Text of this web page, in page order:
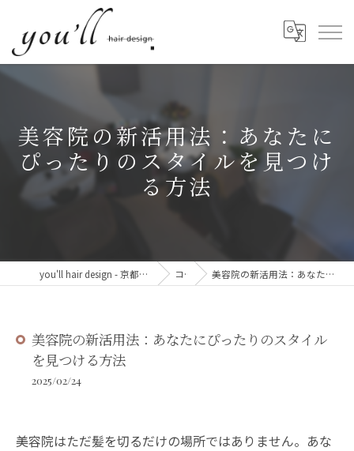
美容院の新活用法：あなたに
ぴったりのスタイルを見つけ
る方法
you'll hair design - 京都・西院の、髪と心が整う美容室。 コラム 美容院の新活用法：あなたにぴったりのスタイルを見つける方法
美容院の新活用法：あなたにぴったりのスタイル
を見つける方法
2025/02/24
美容院はただ髪を切るだけの場所ではありません。あな